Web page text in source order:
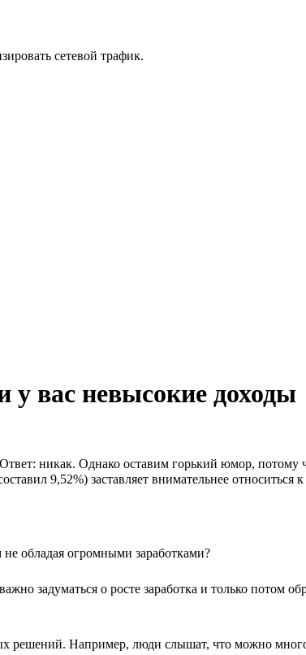
сетевой трафик.
у вас невысокие доходы
никак. Однако оставим горький юмор, потому
9,52%) заставляет внимательнее
обладая огромными заработками?
задуматься о росте заработка и только потом
решений. Например, люди слышат, что можно